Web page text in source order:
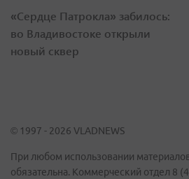
«Сердце Патрокла» забилось:
во Владивостоке открыли
новый сквер
© 1997 - 2026 VLADNEWS
При любом использовании
обязательна. Коммерческий отдел 8